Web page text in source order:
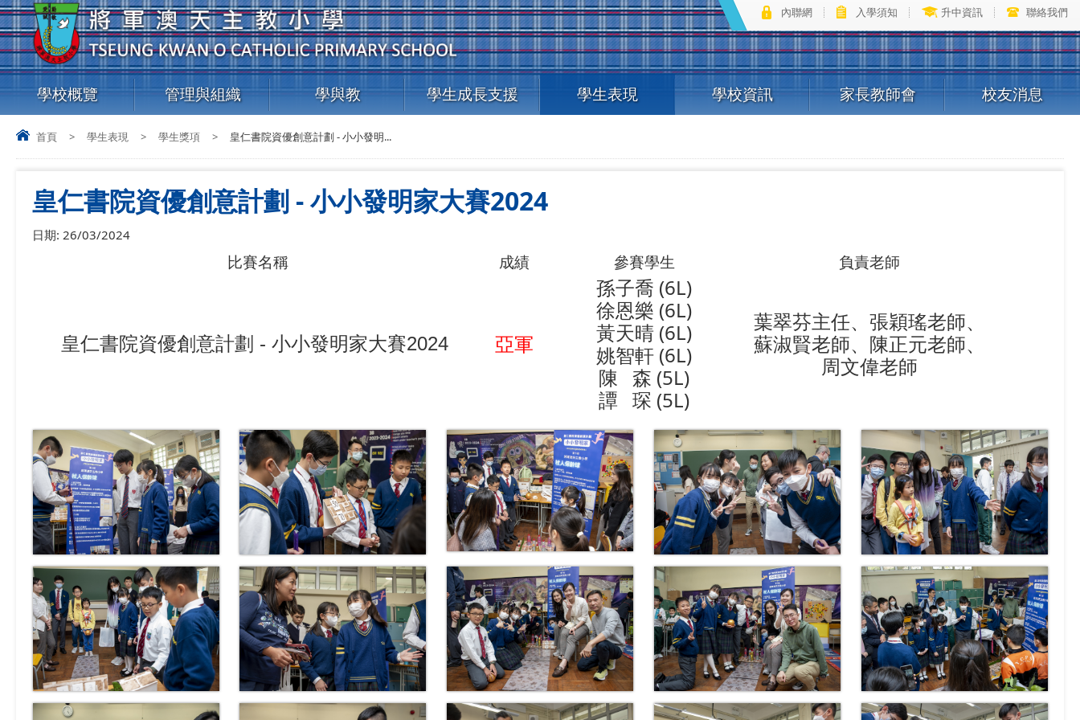
內聯網 入學須知 升中資訊 聯絡我們
學校概覽 管理與組織 學與教 學生成長支援 學生表現 學校資訊 家長教師會 校友消息
首頁 > 學生表現 > 學生獎項 > 皇仁書院資優創意計劃 - 小小發明...
皇仁書院資優創意計劃 - 小小發明家大賽2024
日期: 26/03/2024
比賽名稱 成績 參賽學生 負責老師
皇仁書院資優創意計劃 - 小小發明家大賽2024 亞軍
孫子喬 (6L)
徐恩樂 (6L)
黃天晴 (6L)
姚智軒 (6L)
陳 森 (5L)
譚 琛 (5L)
葉翠芬主任、張穎瑤老師、
蘇淑賢老師、陳正元老師、
周文偉老師